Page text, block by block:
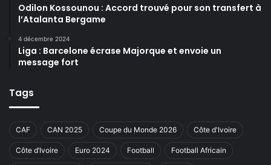
Odilon Kossounou : Accord trouvé pour son transfert à
l’Atalanta Bergame
4 décembre 2024
Liga : Barcelone écrase Majorque et envoie un
message fort
Tags
CAF CAN 2025 Coupe du Monde 2026 Côte d'Ivoire
Côte d’Ivoire Euro 2024 Football Football Africain